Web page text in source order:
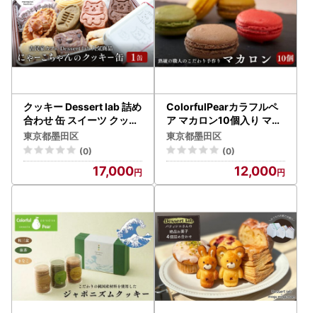
クッキー Dessert lab 詰め
合わせ 缶 スイーツ クッキ
ー
東京都墨田区
(0)
17,000
ColorfulPearカラフルペ
ア マカロン10個入り マカ
ロン チョコレート ラズベ
リー 抹茶 お菓子 洋菓子 焼
菓子 おやつ スイーツ 手土
産 ギフト 墨田区 東京都
東京都墨田区
(0)
12,000